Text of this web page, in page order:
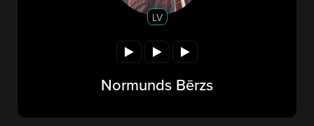
LV
Normunds Bērzs